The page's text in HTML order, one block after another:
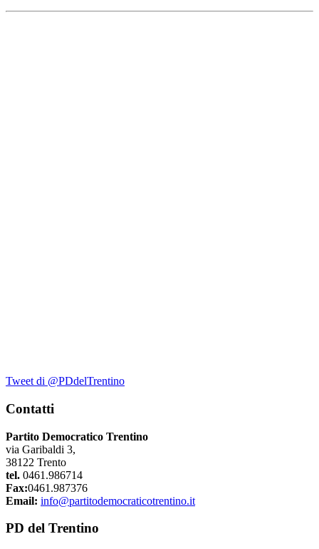
Tweet di @PDdelTrentino
Contatti
Partito Democratico Trentino
via Garibaldi 3,
38122 Trento
tel. 0461.986714
Fax:0461.987376
Email: info@partitodemocraticotrentino.it
PD del Trentino